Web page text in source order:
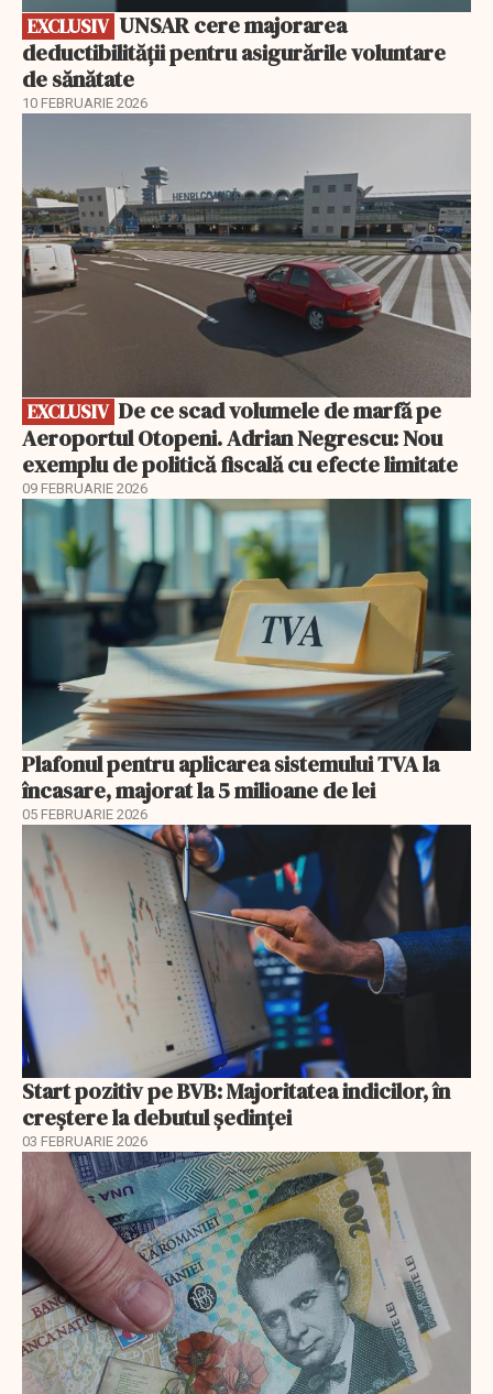
EXCLUSIV
deductibilității pentru asigurările voluntare
de sănătate
10 FEBRUARIE 2026
EXCLUSIV
Aeroportul Otopeni. Adrian Negrescu: Nou
exemplu de politică fiscală cu efecte limitate
09 FEBRUARIE 2026
Plafonul pentru aplicarea sistemului TVA la
încasare, majorat la 5 milioane de lei
05 FEBRUARIE 2026
Start pozitiv pe BVB: Majoritatea indicilor, în
creştere la debutul şedinţei
03 FEBRUARIE 2026